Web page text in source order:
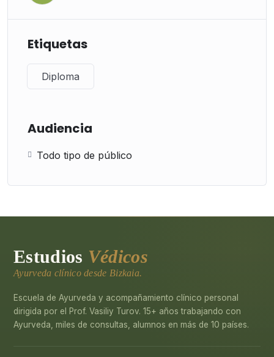
Etiquetas
Diploma
Audiencia
Todo tipo de público
Estudios Védicos
Ayurveda clínico desde Bizkaia.
Escuela de Ayurveda y acompañamiento clínico personal
dirigida por el Prof. Vasiliy Turov. 15+ años trabajando con
Ayurveda, miles de consultas, alumnos en más de 10 países.